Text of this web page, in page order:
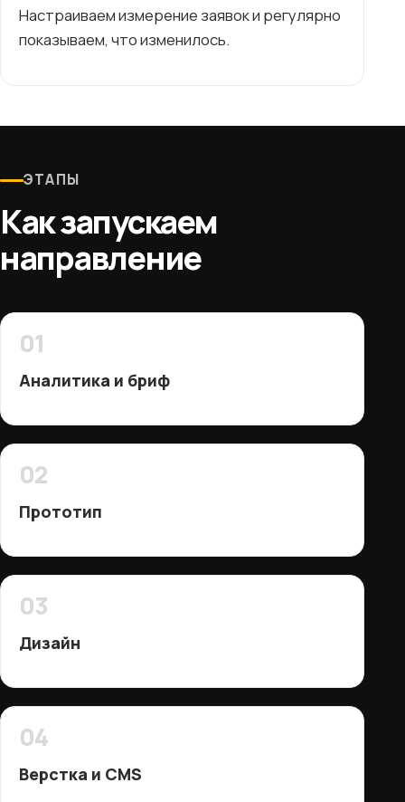
Настраиваем измерение заявок и регулярно
показываем, что изменилось.
ЭТАПЫ
Как запускаем
направление
01
Аналитика и бриф
02
Прототип
03
Дизайн
04
Верстка и CMS